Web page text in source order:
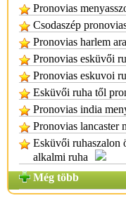
Pronovias
Csodaszép
Pronovias harlem
Pronovias esküvői
Pronovias eskuvoi
Esküvői ruha től
Pronovias india
Pronovias lancaster
Esküvői ruhaszalon
alkalmi ruha
Még több